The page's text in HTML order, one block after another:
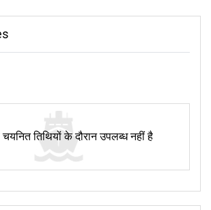
खाड़ी आपका स्वागत करती है। यह खूबसूरत समुद्र तट
की तलाश में हैं? आस-पास के रत्नों की एक दिन की यात्रा
एक जगमगाता हुआ स्वर्ग है जो अपने क्रिस्टल-क्लियर पानी
डाइविंग और स्नोर्कलिंग के लिए एक आदर्श स्थान। दूसरी ओर,
प्रदान करता है, जबकि कम प्रसिद्ध कोह फ़ि अछूती
चमत्कार का एक प्रमाण है। केवल नाव से पहुँचा जा सकने
चयनित तिथियों के दौरान उपलब्ध नहीं है